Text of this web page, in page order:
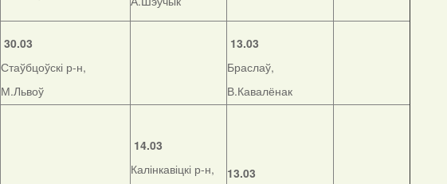
30.03
Стаўбцоўскі р-н,
М.Львоў
13.03
Браслаў,
В.Кавалёнак
14.03
Калінкавіцкі р-н,
13.03